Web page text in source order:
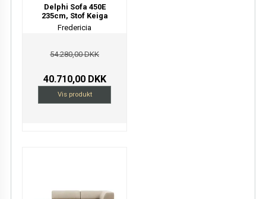
Delphi Sofa 450E
235cm, Stof Keiga
Fredericia
54.280,00 DKK
40.710,00 DKK
Vis produkt